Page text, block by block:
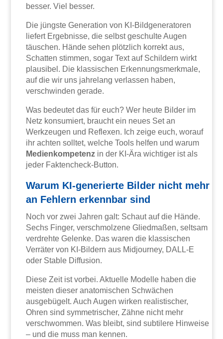
besser. Viel besser.
Die jüngste Generation von KI-Bildgeneratoren
liefert Ergebnisse, die selbst geschulte Augen
täuschen. Hände sehen plötzlich korrekt aus,
Schatten stimmen, sogar Text auf Schildern wirkt
plausibel. Die klassischen Erkennungsmerkmale,
auf die wir uns jahrelang verlassen haben,
verschwinden gerade.
Was bedeutet das für euch? Wer heute Bilder im
Netz konsumiert, braucht ein neues Set an
Werkzeugen und Reflexen. Ich zeige euch, worauf
ihr achten solltet, welche Tools helfen und warum
Medienkompetenz in der KI-Ära wichtiger ist als
jeder Faktencheck-Button.
Warum KI-generierte Bilder nicht mehr
an Fehlern erkennbar sind
Noch vor zwei Jahren galt: Schaut auf die Hände.
Sechs Finger, verschmolzene Gliedmaßen, seltsam
verdrehte Gelenke. Das waren die klassischen
Verräter von KI-Bildern aus Midjourney, DALL-E
oder Stable Diffusion.
Diese Zeit ist vorbei. Aktuelle Modelle haben die
meisten dieser anatomischen Schwächen
ausgebügelt. Auch Augen wirken realistischer,
Ohren sind symmetrischer, Zähne nicht mehr
verschwommen. Was bleibt, sind subtilere Hinweise
– und die muss man kennen.